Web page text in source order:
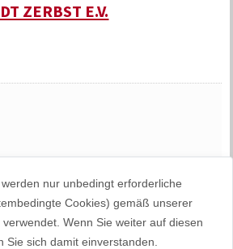
nur unbedingt erforderliche
Cookies) gemäß unserer
Wenn Sie weiter auf diesen
Sie sich damit einverstanden.
ZERBST E.V.